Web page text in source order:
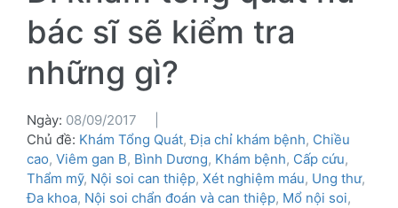
bác sĩ sẽ kiểm tra
những gì?
Ngày: 08/09/2017
Chủ đề: Khám Tổng Quát,Địa chỉ khám bệnh, Chiều
cao, Viêm gan B, Bình Dương, Khám bệnh, Cấp cứu,
Thẩm mỹ, Nội soi can thiệp, Xét nghiệm máu, Ung thư,
Đa khoa, Nội soi chẩn đoán và can thiệp, Mổ nội soi,